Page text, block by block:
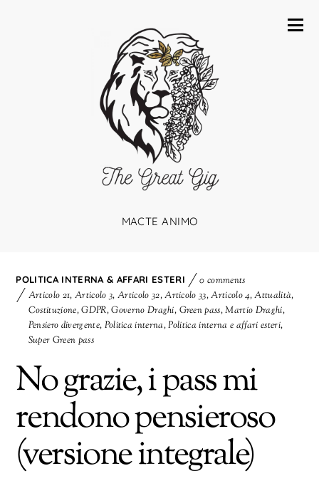
MACTE ANIMO
POLITICA INTERNA & AFFARI ESTERI
0 comments
Articolo 21, Articolo 3, Articolo 32,Articolo 33,Articolo 4,Attualità,
Costituzione,GDPR,Governo Draghi, Green pass,Martio Draghi,
Pensiero divergente, Politica interna,Politica interna e affari esteri,
Super Green pass
No grazie, i pass mi
rendono pensieroso
(versione integrale)